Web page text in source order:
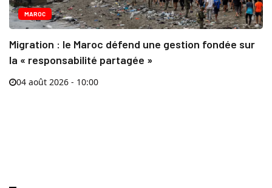
MAROC
Migration : le Maroc défend une gestion fondée sur
la « responsabilité partagée »
04 août 2026 - 10:00